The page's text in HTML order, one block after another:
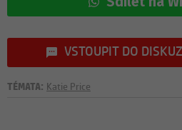
VSTOUPIT DO
TÉMATA: Katie Price